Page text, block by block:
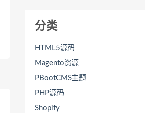
分类
HTML5源码
Magento资源
PBootCMS主题
PHP源码
Shopify